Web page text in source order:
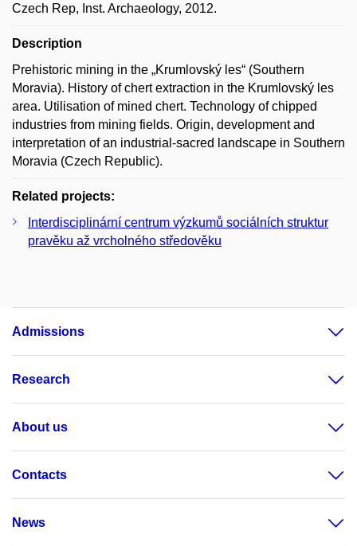
Czech Rep, Inst. Archaeology, 2012.
Description
Prehistoric mining in the „Krumlovský les“ (Southern
Moravia). History of chert extraction in the Krumlovský les
area. Utilisation of mined chert. Technology of chipped
industries from mining fields. Origin, development and
interpretation of an industrial-sacred landscape in Southern
Moravia (Czech Republic).
Related projects:
Interdisciplinární centrum výzkumů sociálních struktur
pravěku až vrcholného středověku
Admissions
Research
About us
Contacts
News